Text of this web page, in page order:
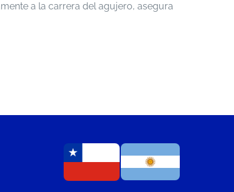
a la carrera del agujero, asegura